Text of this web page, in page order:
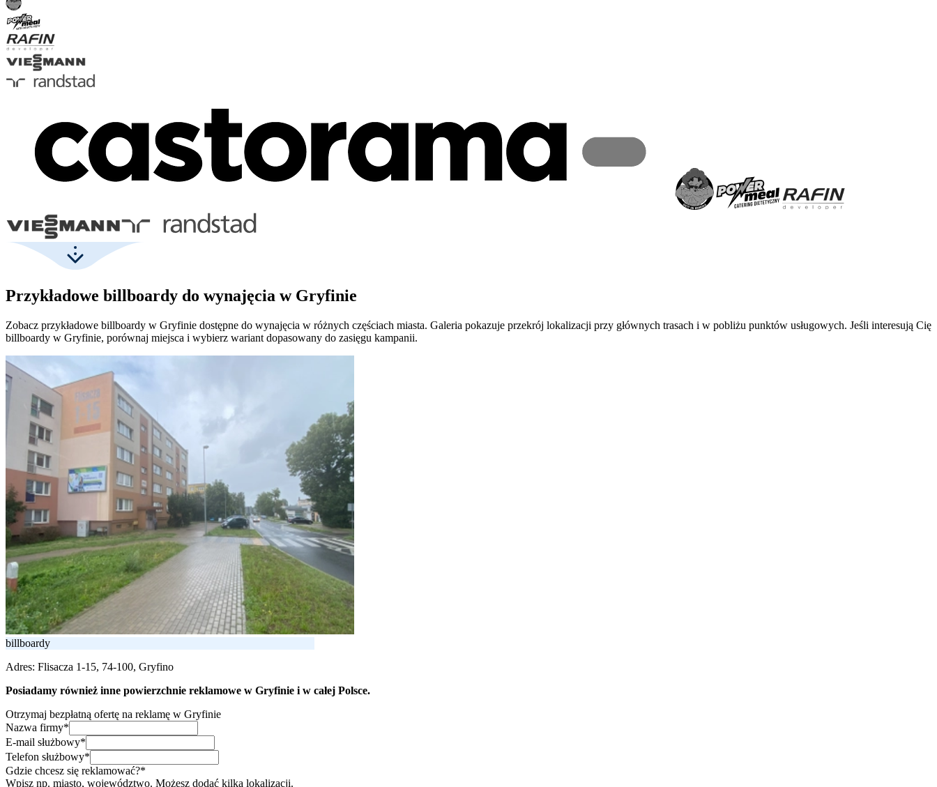
Przykładowe billboardy do wynajęcia w Gryfinie
Zobacz przykładowe billboardy w Gryfinie dostępne do wynajęcia w różnych częściach miasta. Galeria pokazuje przekrój lokalizacji przy głównych trasach i w pobliżu punktów usługowych. Jeśli interesują Cię
billboardy w Gryfinie, porównaj miejsca i wybierz wariant dopasowany do zasięgu kampanii.
billboardy
Adres: Flisacza 1-15, 74-100, Gryfino
Posiadamy również inne powierzchnie reklamowe w Gryfinie i w całej Polsce.
Otrzymaj bezpłatną ofertę na reklamę w Gryfinie
Nazwa firmy*
E-mail służbowy*
Telefon służbowy*
Gdzie chcesz się reklamować?*
Wpisz np. miasto, województwo. Możesz dodać kilka lokalizacji.